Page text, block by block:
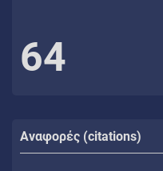
64
Αναφορές (citations)